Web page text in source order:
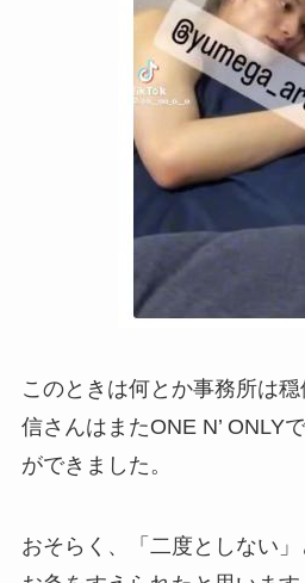
このときは何とか事務所は
信さんはまたONE N’ ONLY
ができました。
おそらく、「二度としない